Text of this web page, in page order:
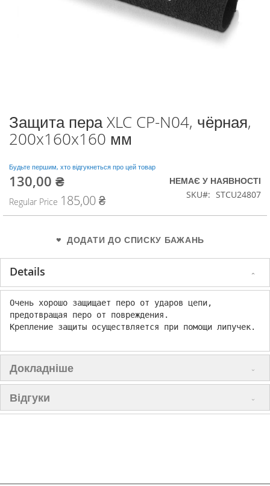
Перейти
до
початку
зображень
Защита пера XLC CP-N04, чёрная,
200x160x160 мм
Будьте першим, хто відгукнеться про цей товар
Special
130,00 ₴
Regular Price 185,00 ₴
НЕМАЄ У НАЯВНОСТІ
SKU
STCU24807
ДОДАТИ ДО СПИСКУ БАЖАНЬ
Details
Очень хорошо защищает перо от ударов цепи,
предотвращая перо от повреждения.
Крепление защиты осуществляется при помощи липучек.
Докладніше
Відгуки